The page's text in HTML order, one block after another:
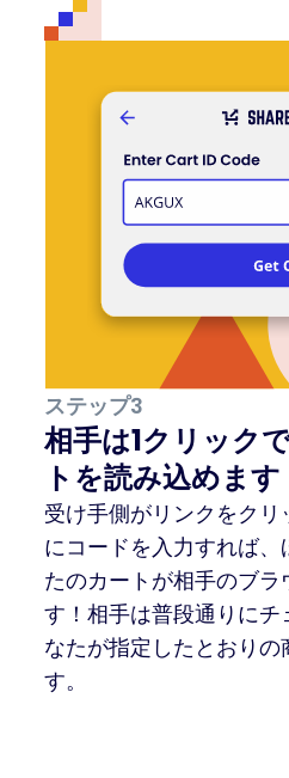
ステップ3
相手は1クリック
トを読み込めます
受け手側がリンクをク
にコードを入力すれば
たのカートが相手のブラ
す！相手は普段通りに
なたが指定したとおりの
す。